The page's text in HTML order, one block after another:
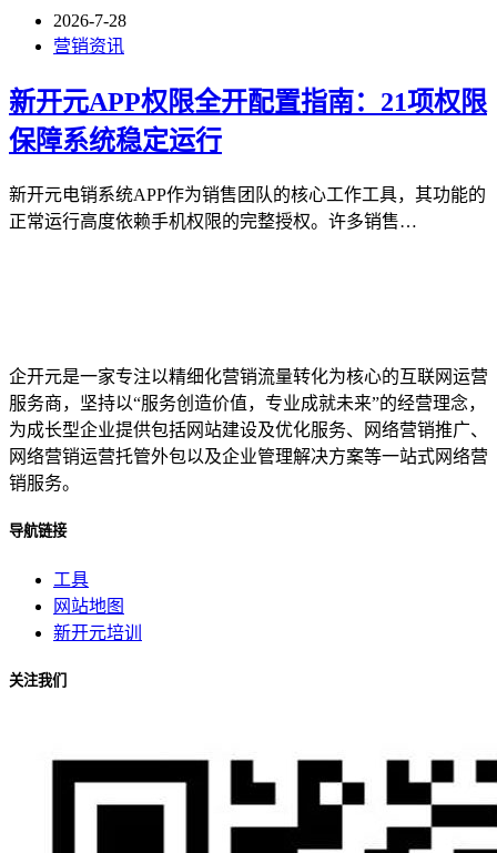
2026-7-28
营销资讯
新开元APP权限全开配置指南：21项权限
保障系统稳定运行
新开元电销系统APP作为销售团队的核心工作工具，其功能的
正常运行高度依赖手机权限的完整授权。许多销售…
企开元是一家专注以精细化营销流量转化为核心的互联网运营
服务商，坚持以“服务创造价值，专业成就未来”的经营理念，
为成长型企业提供包括网站建设及优化服务、网络营销推广、
网络营销运营托管外包以及企业管理解决方案等一站式网络营
销服务。
导航链接
工具
网站地图
新开元培训
关注我们